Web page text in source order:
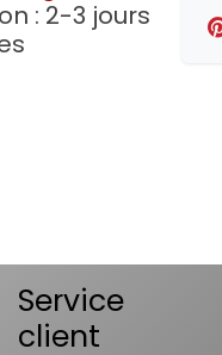
: 2-3 jours
Service
client